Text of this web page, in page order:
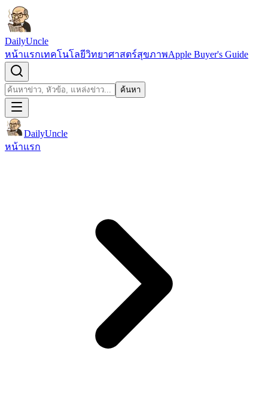
ข้ามไปยังเนื้อหา
DailyUncle
หน้าแรกเทคโนโลยีวิทยาศาสตร์สุขภาพApple Buyer's Guide
ค้นหา ค้นหา
DailyUncle
หน้าแรก